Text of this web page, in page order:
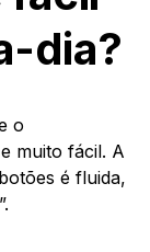
dia?
o
muito fácil. A
é fluida,